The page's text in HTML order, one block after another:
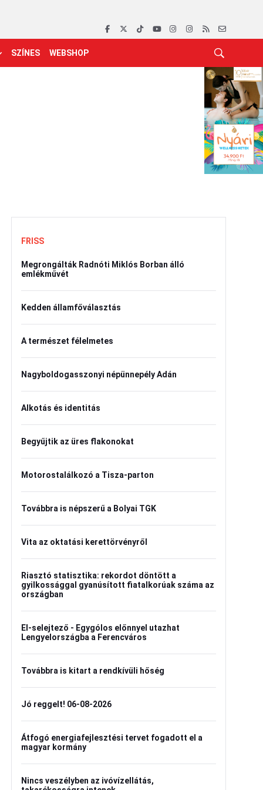
SZÍNES WEBSHOP
FRISS
Megrongálták Radnóti Miklós Borban álló
emlékművét
Kedden államfőválasztás
A természet félelmetes
Nagyboldogasszonyi népünnepély Adán
Alkotás és identitás
Begyűjtik az üres flakonokat
Motorostalálkozó a Tisza-parton
Továbbra is népszerű a Bolyai TGK
Vita az oktatási kerettörvényről
Riasztó statisztika: rekordot döntött a
gyilkossággal gyanúsított fiatalkorúak száma az
országban
El-selejtező - Egygólos előnnyel utazhat
Lengyelországba a Ferencváros
Továbbra is kitart a rendkívüli hőség
Jó reggelt! 06-08-2026
Átfogó energiafejlesztési tervet fogadott el a
magyar kormány
Nincs veszélyben az ivóvízellátás,